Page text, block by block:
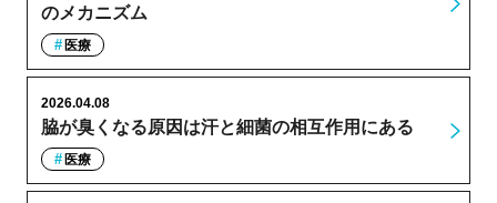
のメカニズム
医療
脇が臭くなる原因は汗と細菌の相互作用にある
2026.04.08
医療